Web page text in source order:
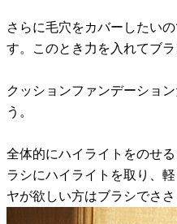
さらに毛穴をカバーしたい
す。このとき力を入れてブ
クッションファンデーショ
う。
全体的にハイライトをのせ
ラシにハイライトを取り、
ヤが欲しい方はブラシでさ